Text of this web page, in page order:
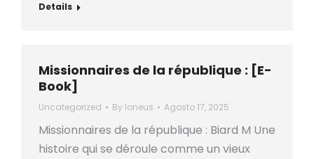
Details
Missionnaires de la république : [E-
Book]
Uncategorized By loneus Agosto 17, 2025
Missionnaires de la république : Biard M Une
histoire qui se déroule comme un vieux